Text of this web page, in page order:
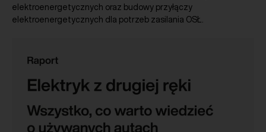
elektroenergetycznych oraz budowy przyłączy
elektroenergetycznych dla potrzeb zasilania OSŁ.